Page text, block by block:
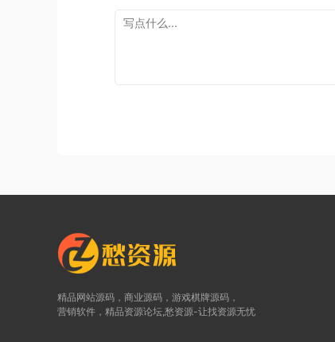
精品网站源码，商业源码，游戏棋牌源码，
营销软件，精品资源论坛,愁资源-让找资源无忧